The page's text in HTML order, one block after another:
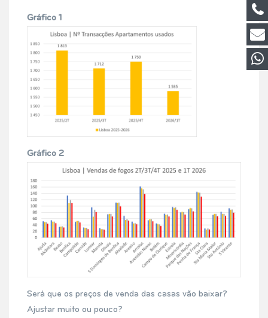
Gráfico 1
Gráfico 2
Será que os preços de venda das casas vão baixar?
Ajustar muito ou pouco?